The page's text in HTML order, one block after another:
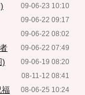
09-06-23 10:10
09-06-22 09:17
09-06-22 08:02
09-06-22 07:49
09-06-19 08:20
)
08-11-12 08:41
08-06-25 10:24
福